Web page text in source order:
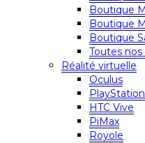
Boutique
Boutique
Boutique
Toutes
Réalité virtuelle
Oculus
HTC Vive
PiMax
Royole